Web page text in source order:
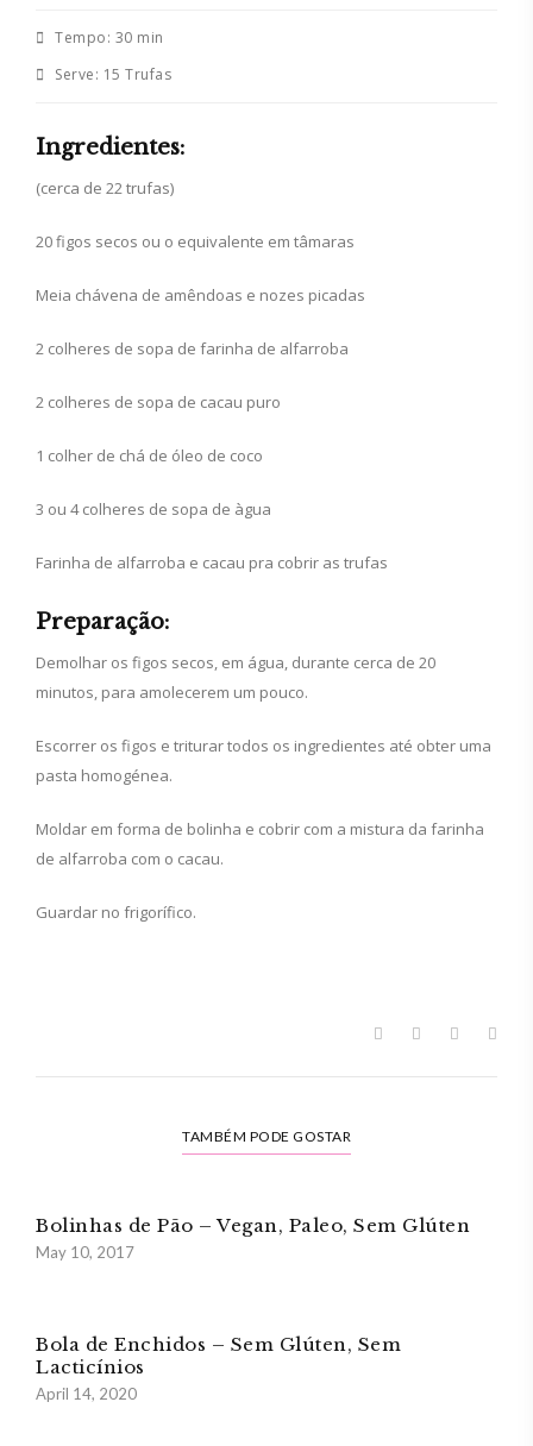
Tempo: 30 min
Serve: 15 Trufas
Ingredientes:
(cerca de 22 trufas)
20 figos secos ou o equivalente em tâmaras
Meia chávena de amêndoas e nozes picadas
2 colheres de sopa de farinha de alfarroba
2 colheres de sopa de cacau puro
1 colher de chá de óleo de coco
3 ou 4 colheres de sopa de àgua
Farinha de alfarroba e cacau pra cobrir as trufas
Preparação:
Demolhar os figos secos, em água, durante cerca de 20
minutos, para amolecerem um pouco.
Escorrer os figos e triturar todos os ingredientes até obter uma
pasta homogénea.
Moldar em forma de bolinha e cobrir com a mistura da farinha
de alfarroba com o cacau.
Guardar no frigorífico.
TAMBÉM PODE GOSTAR
Bolinhas de Pão – Vegan, Paleo, Sem Glúten
May 10, 2017
Bola de Enchidos – Sem Glúten, Sem
Lacticínios
April 14, 2020